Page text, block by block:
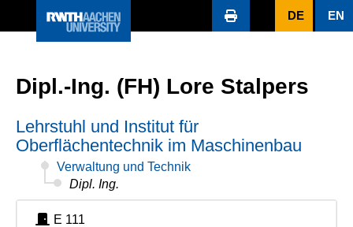
DE EN
Dipl.-Ing. (FH) Lore Stalpers
Lehrstuhl und Institut für
Oberflächentechnik im Maschinenbau
Verwaltung und Technik
Dipl. Ing.
E 111